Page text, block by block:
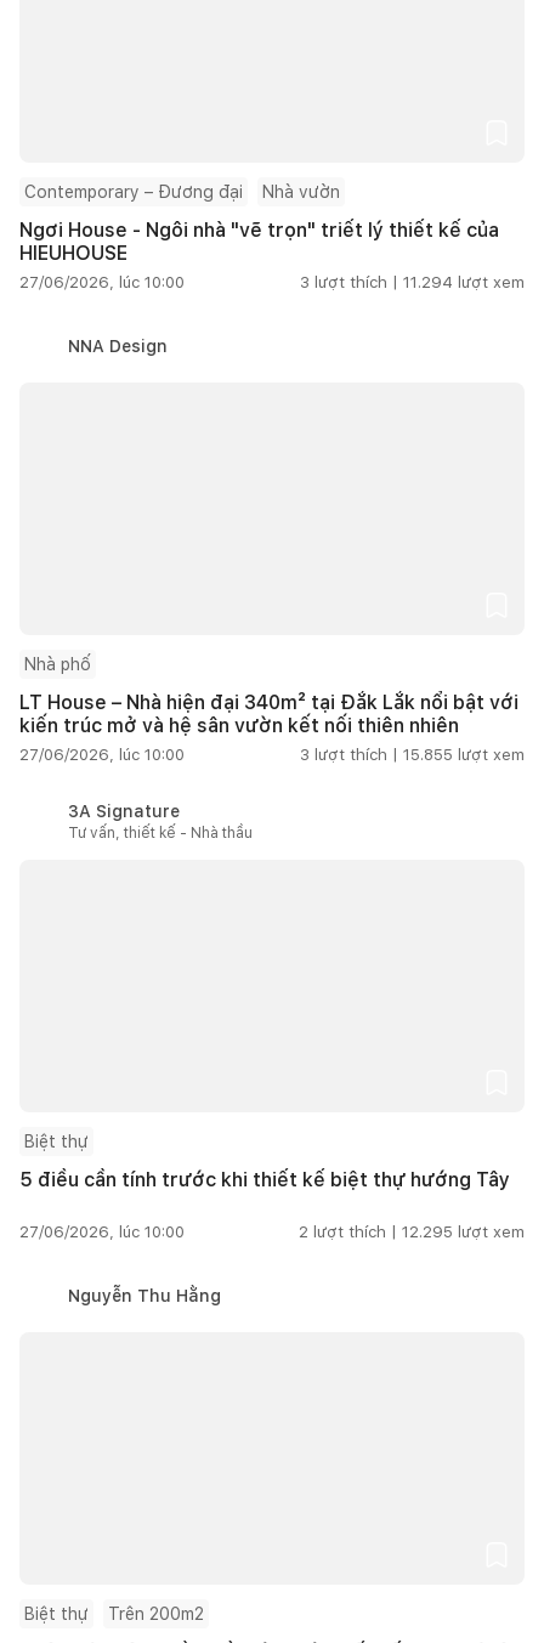
Contemporary – Đương đại Nhà vườn
Ngơi House - Ngôi nhà "vẽ trọn" triết lý thiết kế của
HIEUHOUSE
27/06/2026, lúc 10:00 3 lượt thích | 11.294 lượt xem
NNA Design
Nhà phố
LT House – Nhà hiện đại 340m² tại Đắk Lắk nổi bật với
kiến trúc mở và hệ sân vườn kết nối thiên nhiên
27/06/2026, lúc 10:00 3 lượt thích | 15.855 lượt xem
3A Signature
Tư vấn, thiết kế - Nhà thầu
Biệt thự
5 điều cần tính trước khi thiết kế biệt thự hướng Tây
27/06/2026, lúc 10:00 2 lượt thích | 12.295 lượt xem
Nguyễn Thu Hằng
Biệt thự Trên 200m2